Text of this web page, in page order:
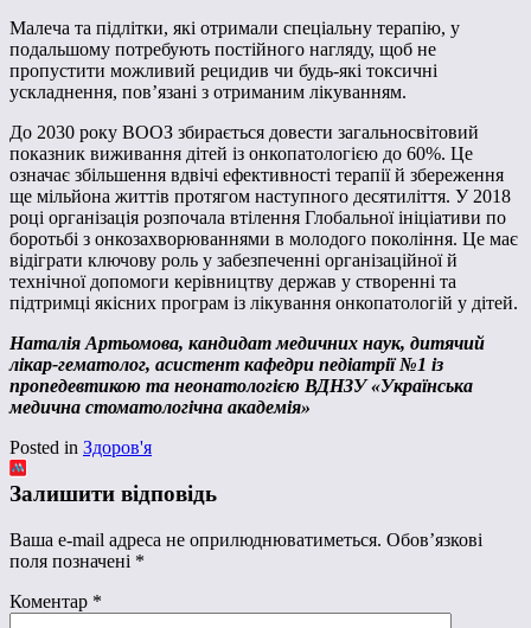
Малеча та підлітки, які отримали спеціальну терапію, у
подальшому потребують постійного нагляду, щоб не
пропустити можливий рецидив чи будь-які токсичні
ускладнення, пов’язані з отриманим лікуванням.
До 2030 року ВООЗ збирається довести загальносвітовий
показник виживання дітей із онкопатологією до 60%. Це
означає збільшення вдвічі ефективності терапії й збереження
ще мільйона життів протягом наступного десятиліття. У 2018
році організація розпочала втілення Глобальної ініціативи по
боротьбі з онкозахворюваннями в молодого покоління. Це має
відіграти ключову роль у забезпеченні організаційної й
технічної допомоги керівництву держав у створенні та
підтримці якісних програм із лікування онкопатологій у дітей.
Наталія Артьомова, кандидат медичних наук, дитячий
лікар-гематолог, асистент кафедри педіатрії №1 із
пропедевтикою та неонатологією ВДНЗУ «Українська
медична стоматологічна академія»
Posted in Здоров'я
Залишити відповідь
Ваша e-mail адреса не оприлюднюватиметься. Обов’язкові
поля позначені *
Коментар *